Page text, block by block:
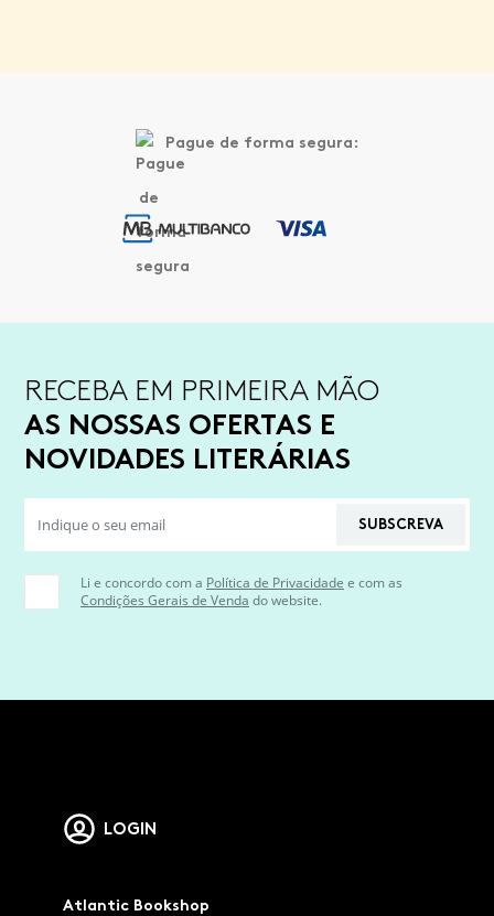
Pague de forma segura:
RECEBA EM PRIMEIRA MÃO
AS NOSSAS OFERTAS E
NOVIDADES LITERÁRIAS
SUBSCREVA
Li e concordo com a Política de Privacidade e com as
Condições Gerais de Venda do website.
LOGIN
Atlantic Bookshop